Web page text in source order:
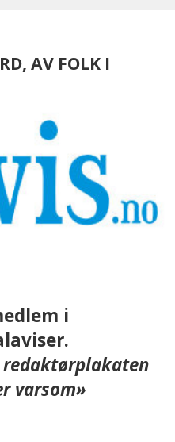
AV FOLK I
i
redaktørplakaten
varsom»